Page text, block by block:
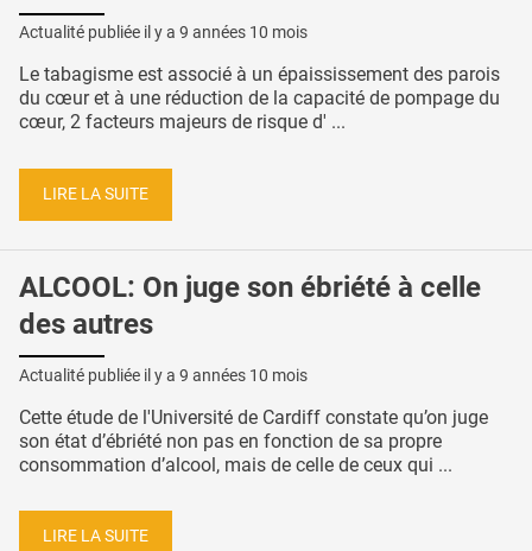
Actualité publiée il y a 9 années 10 mois
Le tabagisme est associé à un épaississement des parois
du cœur et à une réduction de la capacité de pompage du
cœur, 2 facteurs majeurs de risque d' ...
LIRE LA SUITE
ALCOOL: On juge son ébriété à celle
des autres
Actualité publiée il y a 9 années 10 mois
Cette étude de l'Université de Cardiff constate qu’on juge
son état d’ébriété non pas en fonction de sa propre
consommation d’alcool, mais de celle de ceux qui ...
LIRE LA SUITE